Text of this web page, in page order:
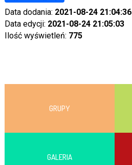
Data dodania: 2021-08-24 21:04:36
Data edycji: 2021-08-24 21:05:03
Ilość wyświetleń: 775
GRUPY
GALERIA